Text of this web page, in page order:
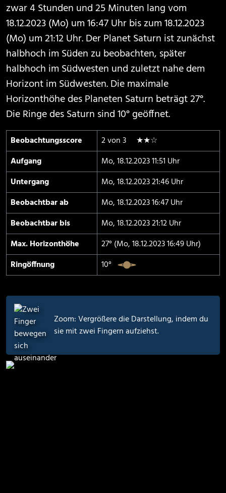
zwar 4 Stunden und 25 Minuten lang vom
18.12.2023 (Mo) um 16:47 Uhr bis zum 18.12.2023
(Mo) um 21:12 Uhr. Der Planet Saturn ist zunächst
halbhoch im Süden zu beobachten, später
halbhoch im Südwesten und zuletzt nahe dem
Horizont im Südwesten. Die maximale
Horizonthöhe des Planeten Saturn beträgt 27°.
Die Ringe des Saturn sind 10° geöffnet.
Beobachtungs­score
2 von 3 ★★☆
Aufgang
Mo, 18.12.2023 11:51 Uhr
Untergang
Mo, 18.12.2023 21:46 Uhr
Beobachtbar ab
Mo, 18.12.2023 16:47 Uhr
Beobachtbar bis
Mo, 18.12.2023 21:12 Uhr
Max. Horizont­höhe
27° (Mo, 18.12.2023 16:49 Uhr)
Ringöffnung
10°
Zoom: Vergrößere die Darstellung, indem du
sie mit zwei Fingern aufziehst.